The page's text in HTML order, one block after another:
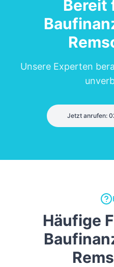
Bereit
Unsere Experten
Jetzt anrufen:
Häufige